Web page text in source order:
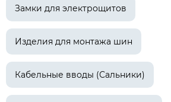
Замки для электрощитов
Изделия для монтажа шин
Кабельные вводы (Сальники)